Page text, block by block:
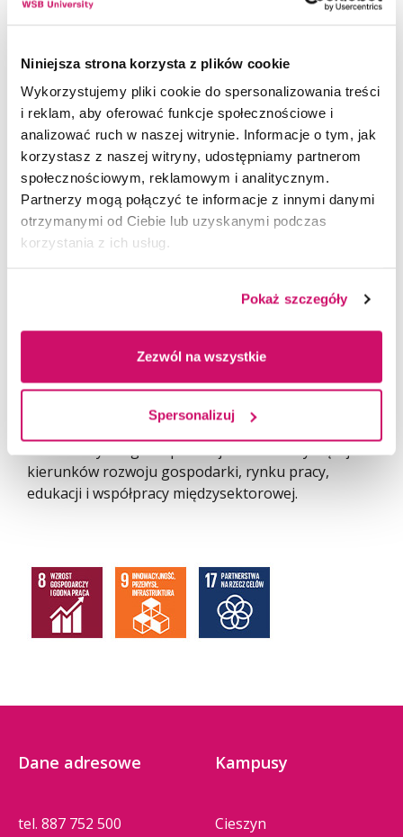
Niniejsza strona korzysta z plików cookie
Wykorzystujemy pliki cookie do spersonalizowania treści
i reklam, aby oferować funkcje społecznościowe i
analizować ruch w naszej witrynie. Informacje o tym, jak
korzystasz z naszej witryny, udostępniamy partnerom
społecznościowym, reklamowym i analitycznym.
Partnerzy mogą połączyć te informacje z innymi danymi
otrzymanymi od Ciebie lub uzyskanymi podczas
korzystania z ich usług.
Pokaż szczegóły
Zezwól na wszystkie
Spersonalizuj
z województwa śląskiego i reprezentująca interesy
przedsiębiorczości, wzmacniania współpracy między
biznesem a instytucjami publicznymi, a także
tworzenia warunków sprzyjających innowacyjności,
odpowiedzialnemu zarządzaniu i konkurencyjności
firm.
Jako organizacja należąca do Konfederacji
Lewiatan, Śląski Związek Pracodawców Lewiatan
kierunków rozwoju gospodarki, rynku pracy,
edukacji i współpracy międzysektorowej.
Dane adresowe
tel. 887 752 500
Kampusy
Cieszyn